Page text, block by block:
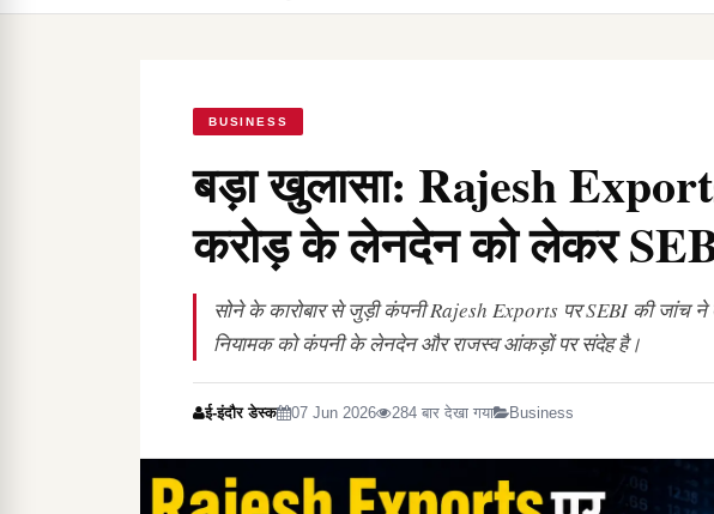
BUSINESS
बड़ा खुलासा: Rajesh
करोड़ के लेनदेन को लेकर
सोने के कारोबार से जुड़ी कंपनी Rajesh Exports पर SEBI की जांच ने
नियामक को कंपनी के लेनदेन और राजस्व आंकड़ों पर संदेह है।
ई-इंदौर डेस्क 07 Jun 2026 284 बार देखा गया Business